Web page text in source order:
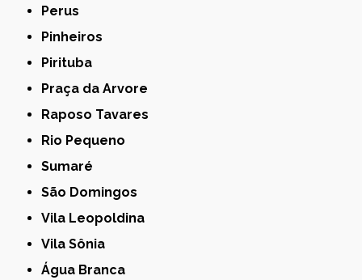
Perus
Pinheiros
Pirituba
Praça da Arvore
Raposo Tavares
Rio Pequeno
Sumaré
São Domingos
Vila Leopoldina
Vila Sônia
Água Branca